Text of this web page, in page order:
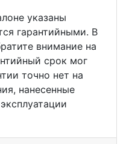
указаны
гарантийными. В
внимание на
срок мог
точно нет на
нанесенные